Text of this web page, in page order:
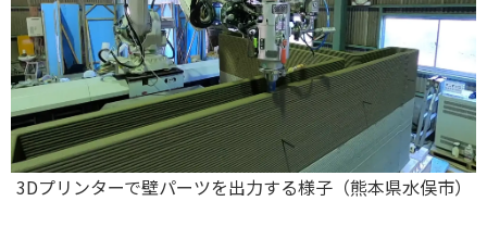
3Dプリンターで壁パーツを出力する様子（熊本県水俣市）